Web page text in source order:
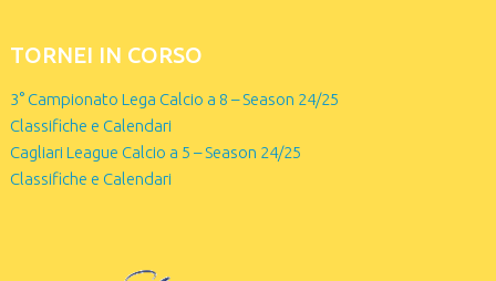
TORNEI IN CORSO
3° Campionato Lega Calcio a 8 – Season 24/25
Classifiche e Calendari
Cagliari League Calcio a 5 – Season 24/25
Classifiche e Calendari